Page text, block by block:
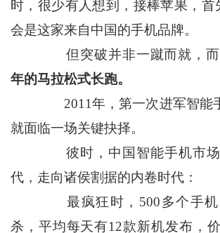
时，很少有人想到，接棒苹果，首
会是这家来自中国的手机品牌。
但突破并非一蹴而就，而
年的马拉松式长跑。
2011年，第一次进军智能手
就面临一场关键抉择。
彼时，中国智能手机市场
代，走向诸侯割据的内卷时代：
最疯狂时，500多个手机
杀，平均每天有12款新机发布，